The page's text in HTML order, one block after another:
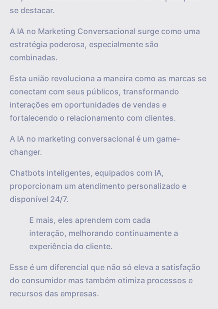
se destacar.
A IA no Marketing Conversacional surge como uma
estratégia poderosa, especialmente são
combinadas.
Esta união revoluciona a maneira como as marcas se
conectam com seus públicos, transformando
interações em oportunidades de vendas e
fortalecendo o relacionamento com clientes.
A IA no marketing conversacional é um game-
changer.
Chatbots inteligentes, equipados com IA,
proporcionam um atendimento personalizado e
disponível 24/7.
E mais, eles aprendem com cada
interação, melhorando continuamente a
experiência do cliente.
Esse é um diferencial que não só eleva a satisfação
do consumidor mas também otimiza processos e
recursos das empresas.